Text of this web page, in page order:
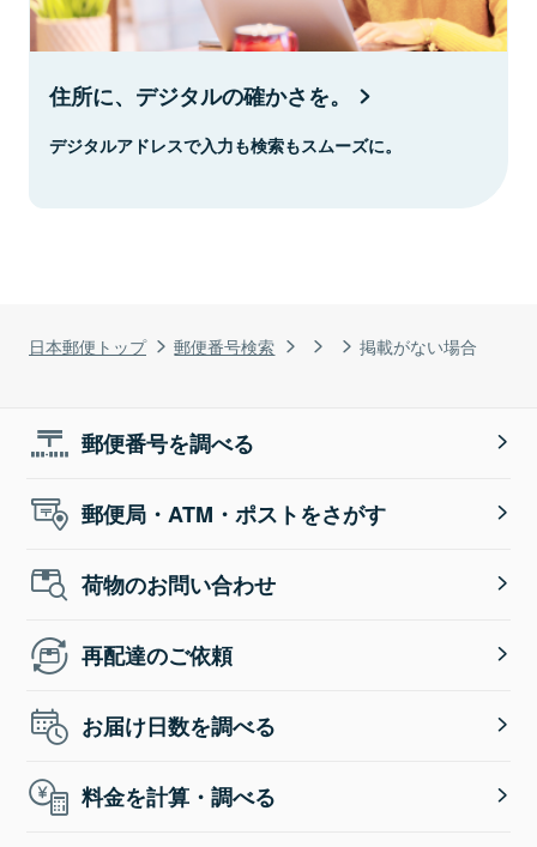
日本郵便トップ 郵便番号検索 掲載がない場合
住所に、デジタルの確かさを。
デジタルアドレスで入力も検索もスムーズに。
郵便番号を調べる
郵便局・ATM・ポストをさがす
荷物のお問い合わせ
再配達のご依頼
お届け日数を調べる
料金を計算・調べる